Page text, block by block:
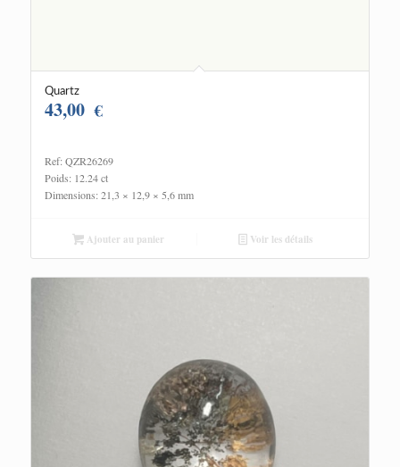
Quartz
43,00 €
Ref: QZR26269
Poids: 12.24 ct
Dimensions: 21,3 × 12,9 × 5,6 mm
Ajouter au panier Voir les détails